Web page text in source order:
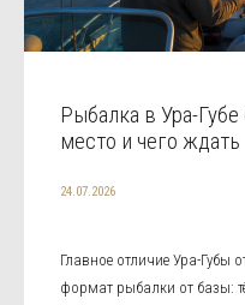
Рыбалка в Ура-
место и чего ждать
24.07.2026
Главное отличие Ура-Губы
формат рыбалки от базы: